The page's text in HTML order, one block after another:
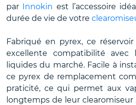
par Innokin est l’accessoire
durée de vie de votre
Fabriqué en pyrex, ce
excellente compatibilité
liquides du marché. Facile à
ce pyrex de remplacement
praticité, ce qui permet aux
longtemps de leur